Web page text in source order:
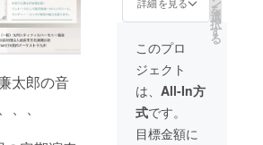
太郎の音
、
費、移
動費、
宿泊費
などの
諸経費
がかか
りま
す。 編
成や開
を
選
択
す
る
このプロ
ジェクト
は、 All-In方
式です。
目標金額に